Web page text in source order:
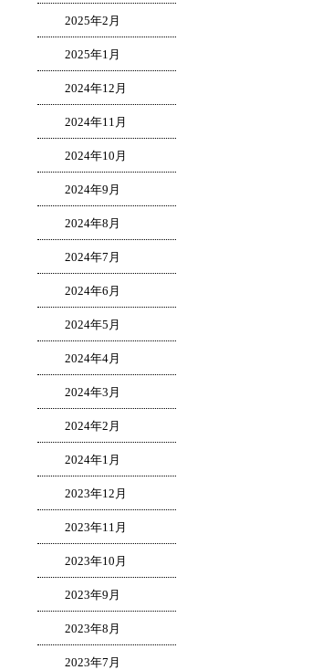
2025年2月
2025年1月
2024年12月
2024年11月
2024年10月
2024年9月
2024年8月
2024年7月
2024年6月
2024年5月
2024年4月
2024年3月
2024年2月
2024年1月
2023年12月
2023年11月
2023年10月
2023年9月
2023年8月
2023年7月